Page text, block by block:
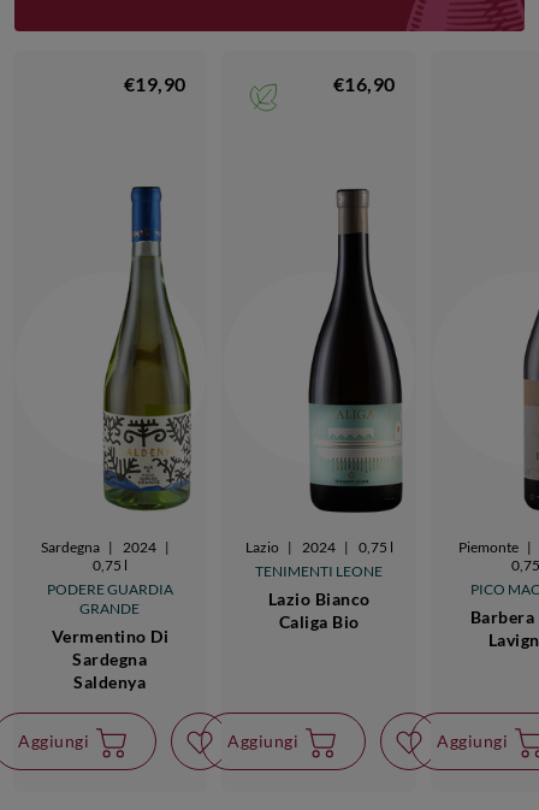
€19,90
Sardegna | 2024 |
0,75 l
PODERE GUARDIA
GRANDE
Vermentino Di
Sardegna
Saldenya
Aggiungi
€16,90
Lazio | 2024 |
0,75 l
TENIMENTI LEONE
Lazio Bianco
Caliga Bio
Aggiungi
Piemonte |
PICO
Aggiungi